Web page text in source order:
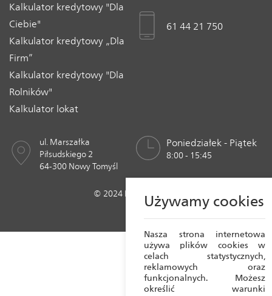
Używamy cookies
Nasza strona internetowa
używa plików cookies w
celach statystycznych,
reklamowych oraz
funkcjonalnych. Możesz
określić warunki
Kalkulator kredytowy "Dla
Ciebie"
Kalkulator kredytowy „Dla
Firm”
Kalkulator kredytowy "Dla
Rolników"
Kalkulator lokat
61 44 21 750
ul. Marszałka
Piłsudskiego 2
64-300 Nowy Tomyśl
Poniedziałek - Piątek
8:00 - 15:45
© 2024 Bank Spółdzielczy w Nowym Tomyślu
Realizacja: Crafton 2023